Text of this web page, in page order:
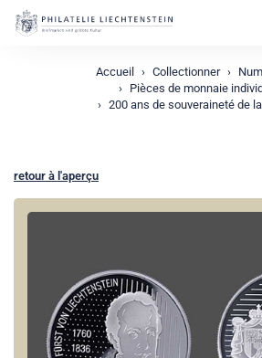
Accueil Collectionner
Pièces de monnaie
200 ans de souveraineté de
retour à l'aperçu